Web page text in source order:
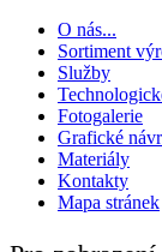
O nás...
Sortiment
Služby
Fotogalerie
Grafické
Materiály
Kontakty
Mapa stránek